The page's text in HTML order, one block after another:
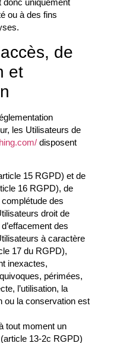
donc uniquement
ou à des fins
de
et
les Utilisateurs de
disposent
15 RGPD) et de
16 RGPD), de
des
droit de
des
à caractère
17 du RGPD),
inexactes,
périmées,
l’utilisation, la
ou la conservation est
tout moment un
13-2c RGPD)